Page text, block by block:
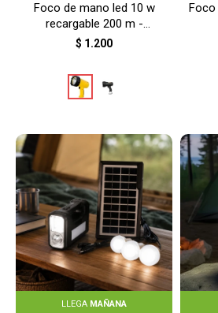
Foco de mano led 10 w
recargable 200 m -
AMARILLO
$ 1.200
Foco
LLEGA MAÑANA